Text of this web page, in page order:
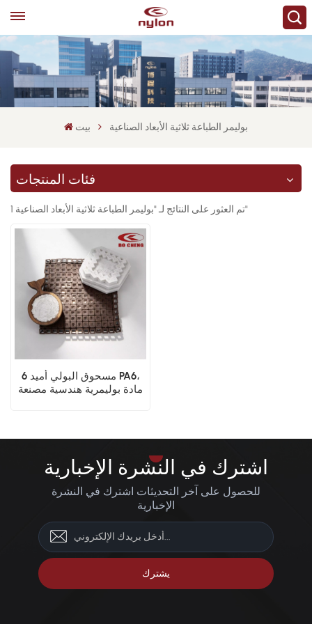
بيت بوليمر الطباعة ثلاثية الأبعاد الصناعية
فئات المنتجات
1 تم العثور على النتائج لـ "بوليمر الطباعة ثلاثية الأبعاد الصناعية"
مسحوق البولي أميد 6 PA6،
مادة بوليمرية هندسية مصنعة
اشترك في النشرة الإخبارية
للحصول على آخر التحديثات اشترك في النشرة
الإخبارية